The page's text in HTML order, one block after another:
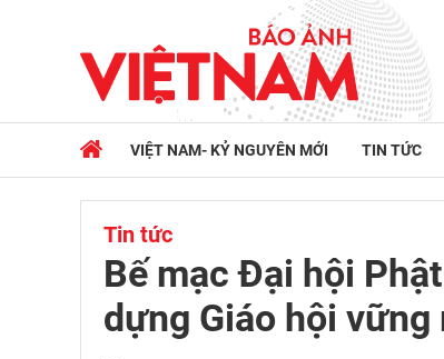
VIỆT NAM- KỶ NGUYÊN MỚI TIN TỨC
Tin tức
Bế mạc Đại hội
dựng Giáo hội